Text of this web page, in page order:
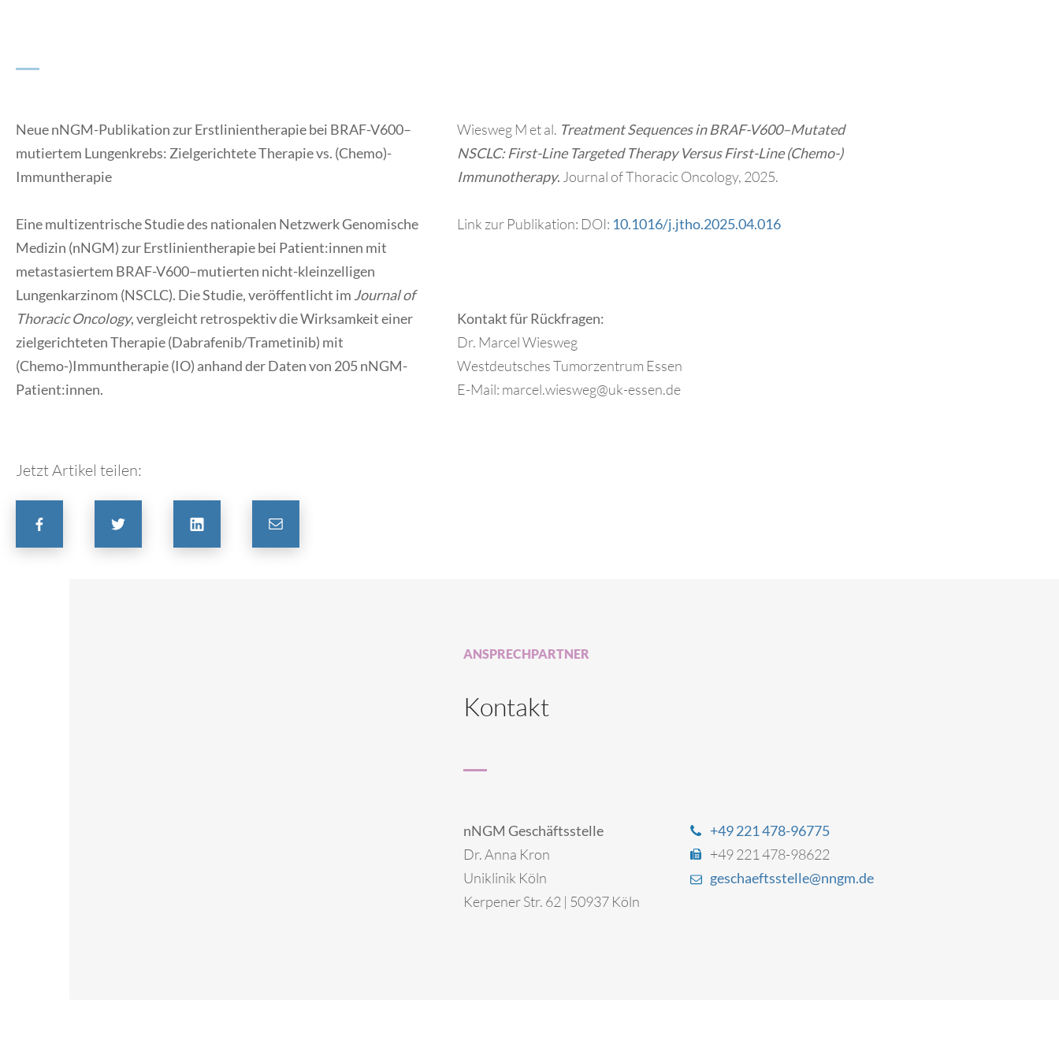
Neue nNGM-Publikation zur Erstlinientherapie bei BRAF-V600–
mutiertem Lungenkrebs: Zielgerichtete Therapie vs. (Chemo)-
Immuntherapie
Eine multizentrische Studie des nationalen Netzwerk Genomische
Medizin (nNGM) zur Erstlinientherapie bei Patient:innen mit
metastasiertem BRAF-V600–mutierten nicht-kleinzelligen
Lungenkarzinom (NSCLC). Die Studie, veröffentlicht im Journal of
Thoracic Oncology, vergleicht retrospektiv die Wirksamkeit einer
zielgerichteten Therapie (Dabrafenib/Trametinib) mit
(Chemo-)Immuntherapie (IO) anhand der Daten von 205 nNGM-
Patient:innen.
Wiesweg M et al. Treatment Sequences in BRAF-V600–Mutated
NSCLC: First-Line Targeted Therapy Versus First-Line (Chemo-)
Immunotherapy. Journal of Thoracic Oncology, 2025.
Link zur Publikation: DOI: 10.1016/j.jtho.2025.04.016
Kontakt für Rückfragen:
Dr. Marcel Wiesweg
Westdeutsches Tumorzentrum Essen
E-Mail: marcel.wiesweg@uk-essen.de
Jetzt Artikel teilen:
ANSPRECHPARTNER
Kontakt
nNGM Geschäftsstelle
Dr. Anna Kron
Uniklinik Köln
Kerpener Str. 62 | 50937 Köln
+49 221 478-96775
+49 221 478-98622
geschaeftsstelle@nngm.de